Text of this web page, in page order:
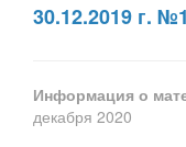
30.12.2019 г.
Информация о
декабря 2020